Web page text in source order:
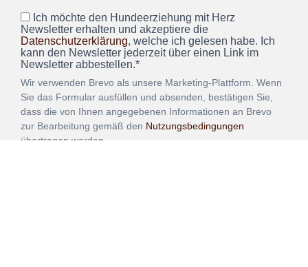
Ich möchte den Hundeerziehung mit Herz
Newsletter erhalten und akzeptiere die
Datenschutzerklärung, welche ich gelesen habe. Ich
kann den Newsletter jederzeit über einen Link im
Newsletter abbestellen.*
Wir verwenden Brevo als unsere Marketing-Plattform. Wenn
Sie das Formular ausfüllen und absenden, bestätigen Sie,
dass die von Ihnen angegebenen Informationen an Brevo
zur Bearbeitung gemäß den Nutzungsbedingungen
übertragen werden.